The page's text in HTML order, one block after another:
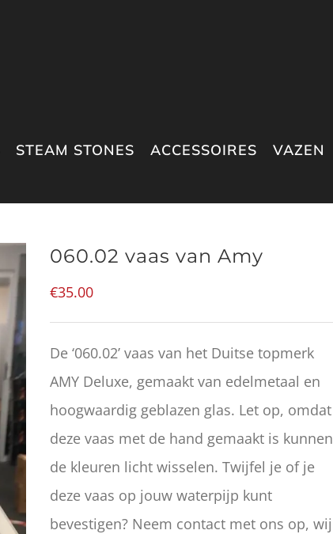
STEAM STONES ACCESSOIRES VAZEN
060.02 vaas van Amy
€35.00
De ‘060.02’ vaas van het Duitse topmerk
AMY Deluxe, gemaakt van edelmetaal en
hoogwaardig geblazen glas. Let op, omdat
deze vaas met de hand gemaakt is kunnen
de kleuren licht wisselen. Twijfel je of je
deze vaas op jouw waterpijp kunt
bevestigen? Neem contact met ons op, wij